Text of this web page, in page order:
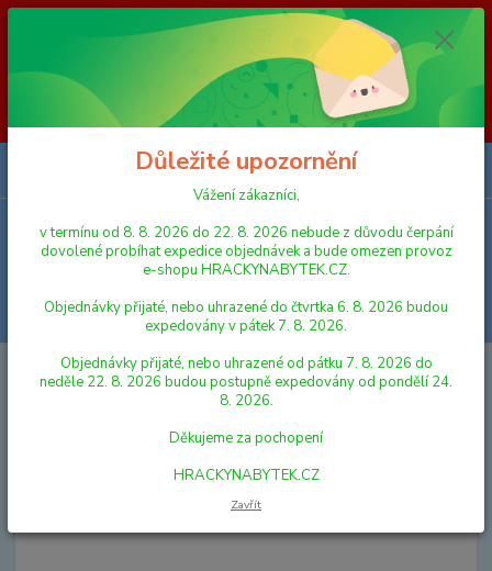
Vážení zákazníci, v termínu od 8. 8. 2026 do 23. 8. 2026 nebude z
důvodu čerpání dovolené probíhat expedice objednávek a bude omezen
provoz e-shopu HRACKYNABYTEK.CZ. Objednávky přijaté, nebo
uhrazené do čtvrtka 6. 8. 2026 budou expedovány v pátek 7. 8. 2026.
Objednávky přijaté, nebo uhrazené od pátku 7. 8. 2026 do neděle 23. 8.
2026 budou postupně expedovány od pondělí 24. 8. 2026. Děkujeme za
pochopení HRACKYNABYTEK.CZ
Menu
Hledat
FIGURKY A ZVÍŘÁTKA SCHLEICH
Kids Globe 610168 dřevěné
koňské stáje s dílnou 1:24
Kids Globe 610168 dřevěné
koňské stáje s dílnou 1:24
Důležité upozornění
Vážení zákazníci,
v termínu od 8. 8. 2026 do 22. 8. 2026 nebude z důvodu čerpání
dovolené probíhat expedice objednávek a bude omezen provoz
e-shopu HRACKYNABYTEK.CZ.
Objednávky přijaté, nebo uhrazené do čtvrtka 6. 8. 2026 budou
expedovány v pátek 7. 8. 2026.
Objednávky přijaté, nebo uhrazené od pátku 7. 8. 2026 do
neděle 22. 8. 2026 budou postupně expedovány od pondělí 24.
8. 2026.
Děkujeme za pochopení
HRACKYNABYTEK.CZ
Zavřít